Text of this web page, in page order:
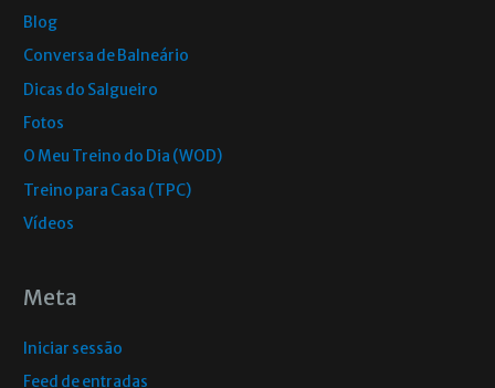
Blog
Conversa de Balneário
Dicas do Salgueiro
Fotos
O Meu Treino do Dia (WOD)
Treino para Casa (TPC)
Vídeos
Meta
Iniciar sessão
Feed de entradas